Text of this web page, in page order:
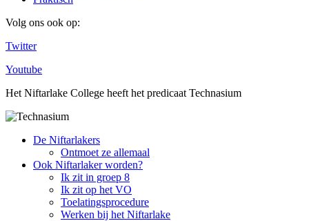
Volg ons ook op:
Twitter
Youtube
Het Niftarlake College heeft het predicaat Technasium
De Niftarlakers
Ontmoet ze allemaal
Ook Niftarlaker worden?
Ik zit in groep 8
Ik zit op het VO
Toelatingsprocedure
Werken bij het Niftarlake